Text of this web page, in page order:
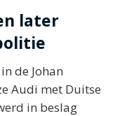
later
de Johan
Audi met Duitse
in beslag